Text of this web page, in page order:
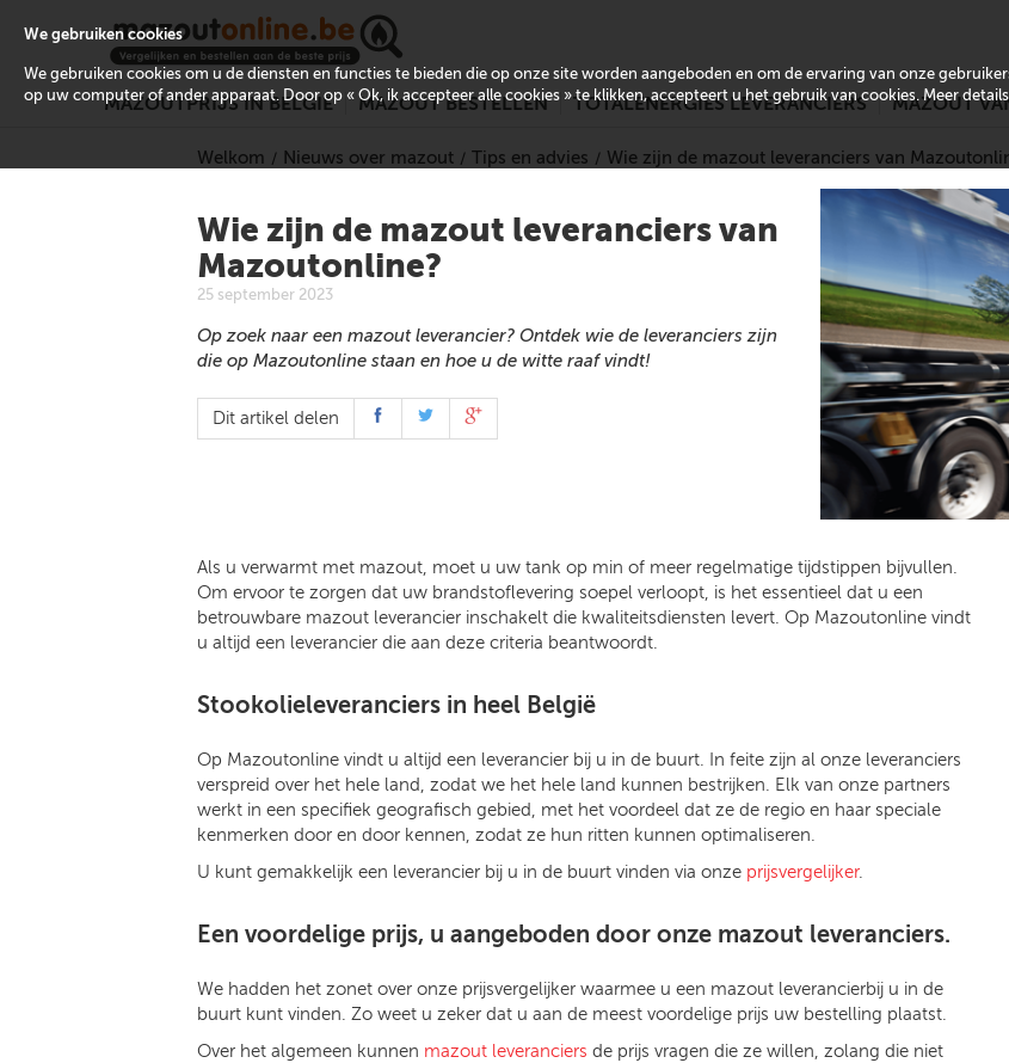
MAZOUTPRIJS IN BELGIË MAZOUT BESTELLEN TOTALENERGIES LEVERANCIERS MAZOUT
Welkom Nieuws over mazout Tips en advies Wie zijn de mazout leveranciers van
Wie zijn de mazout leveranciers van
Mazoutonline?
25 september 2023
Op zoek naar een mazout leverancier? Ontdek wie de leveranciers zijn
die op Mazoutonline staan en hoe u de witte raaf vindt!
Dit artikel delen
Als u verwarmt met mazout, moet u uw tank op min of meer regelmatige tijdstippen bijvullen.
Om ervoor te zorgen dat uw brandstoflevering soepel verloopt, is het essentieel dat u een
betrouwbare mazout leverancier inschakelt die kwaliteitsdiensten levert. Op Mazoutonline vindt
u altijd een leverancier die aan deze criteria beantwoordt.
Stookolieleveranciers in heel België
Op Mazoutonline vindt u altijd een leverancier bij u in de buurt. In feite zijn al onze leveranciers
verspreid over het hele land, zodat we het hele land kunnen bestrijken. Elk van onze partners
werkt in een specifiek geografisch gebied, met het voordeel dat ze de regio en haar speciale
kenmerken door en door kennen, zodat ze hun ritten kunnen optimaliseren.
U kunt gemakkelijk een leverancier bij u in de buurt vinden via onze prijsvergelijker.
Een voordelige prijs, u aangeboden door onze mazout leveranciers.
We hadden het zonet over onze prijsvergelijker waarmee u een mazout leverancierbij u in de
buurt kunt vinden. Zo weet u zeker dat u aan de meest voordelige prijs uw bestelling plaatst.
Over het algemeen kunnen mazout leveranciers de prijs vragen die ze willen, zolang die niet
We gebruiken cookies
We gebruiken cookies om u de diensten en functies te bieden die op onze site worden aangeboden en om de ervaring van onze
op uw computer of ander apparaat. Door op « Ok, ik accepteer alle cookies » te klikken, accepteert u het gebruik van cookies. Meer